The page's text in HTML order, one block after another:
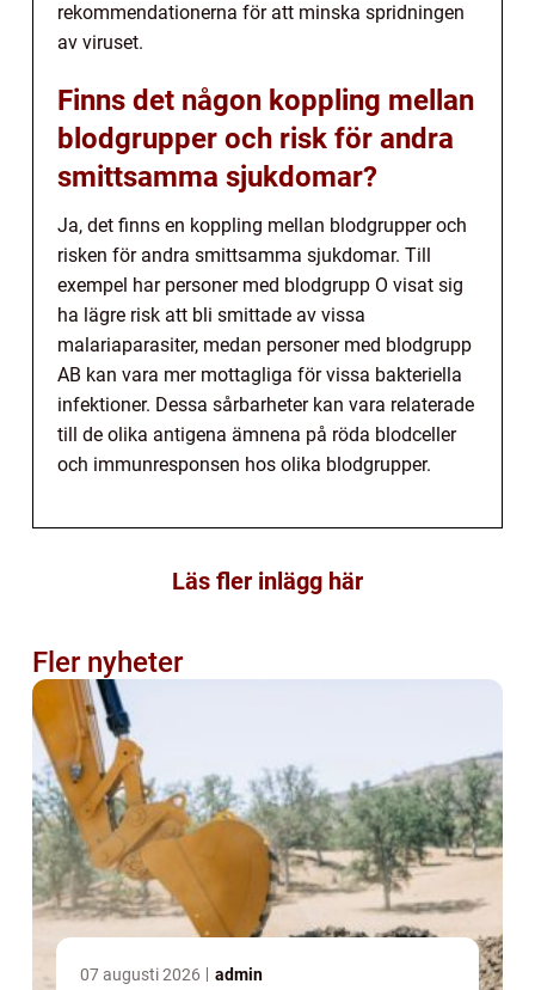
rekommendationerna för att minska spridningen
av viruset.
Finns det någon koppling mellan
blodgrupper och risk för andra
smittsamma sjukdomar?
Ja, det finns en koppling mellan blodgrupper och
risken för andra smittsamma sjukdomar. Till
exempel har personer med blodgrupp O visat sig
ha lägre risk att bli smittade av vissa
malariaparasiter, medan personer med blodgrupp
AB kan vara mer mottagliga för vissa bakteriella
infektioner. Dessa sårbarheter kan vara relaterade
till de olika antigena ämnena på röda blodceller
och immunresponsen hos olika blodgrupper.
Läs fler inlägg här
Fler nyheter
07 augusti 2026 admin